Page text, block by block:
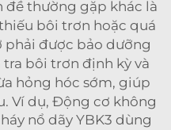
đề thường gặp khác là
bôi trơn hoặc quá
phải được bảo dưỡng
bôi trơn định kỳ và
hỏng hóc sớm, giúp
Ví dụ, Động cơ không
nổ dãy YBK3 dùng